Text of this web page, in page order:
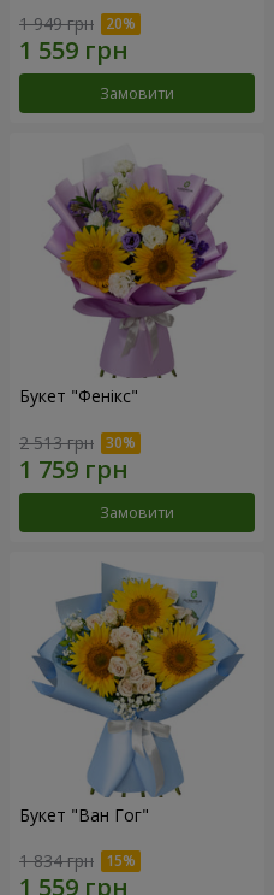
1 949 грн
Замовити
Букет "Фенікс"
2 513 грн
Замовити
Букет "Ван Гог"
1 834 грн